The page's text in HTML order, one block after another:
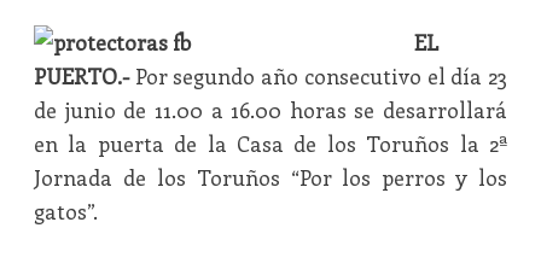
EL
PUERTO.-Por segundo año consecutivo el día 23
de junio de 11.00 a 16.00 horas se desarrollará
en la puerta de la Casa de los Toruños la 2ª
Jornada de los Toruños “Por los perros y los
gatos”.